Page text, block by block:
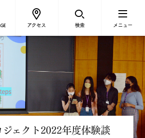
アクセス 検索 メニュー
ェクト2022年度体験談